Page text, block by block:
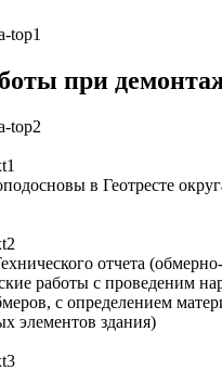
при
в Геотресте
отчета (обмерно-
работы с проведеним
с определением
элементов здания)